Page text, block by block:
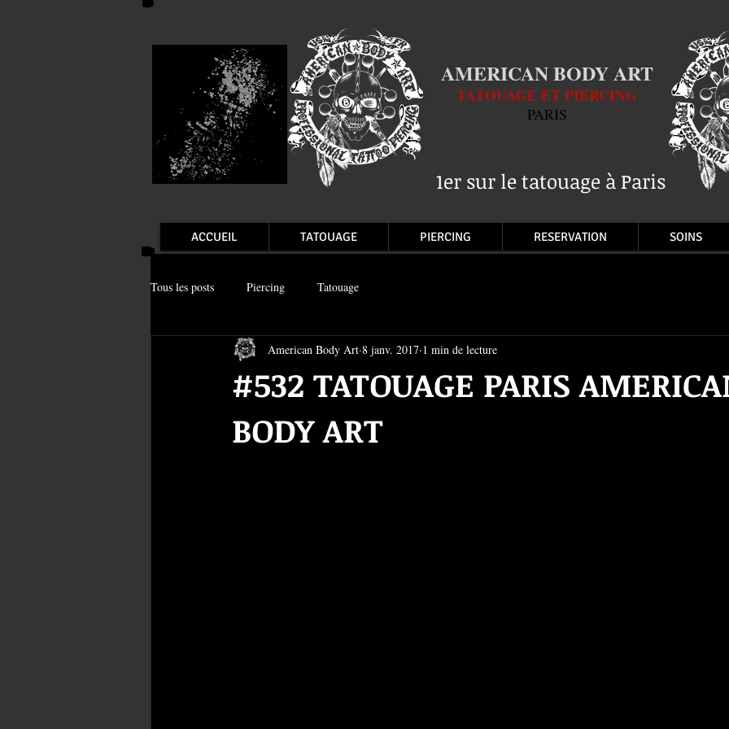
AMERICAN BODY ART
TATOUAGE ET PIERCING
PARIS
1er sur le tatouage à Paris
ACCUEIL TATOUAGE PIERCING RESERVATION SOINS
Tous les posts Piercing Tatouage
#532 TATOUAGE PARIS
BODY ART
American Body Art 8 janv. 2017 1 min de lecture